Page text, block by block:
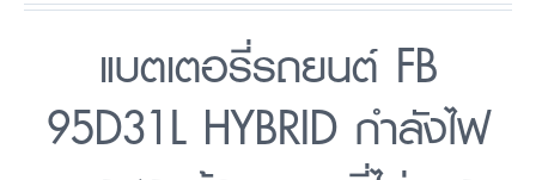
แบตเตอรี่รถยนต์ FB
95D31L HYBRID กำลังไฟ